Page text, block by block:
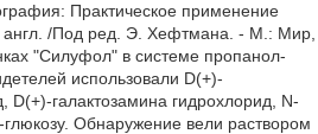
Практическое применение
/Под ред. Э. Хефтмана. - М.: Мир,
"Силуфол" в системе пропанол-
использовали D(+)-
D(+)-галактозамина гидрохлорид, N-
Обнаружение вели раствором